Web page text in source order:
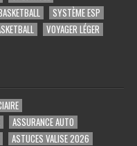
SYSTÈME ESP
VOYAGER LÉGER
ASSURANCE AUTO
ASTUCES VALISE 2026